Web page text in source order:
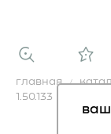
главная
1.50.133